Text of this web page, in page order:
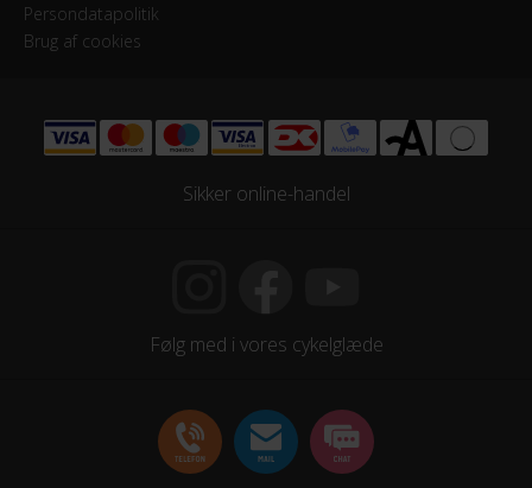
Persondatapolitik
Brug af cookies
Sikker online-handel
Følg med i vores cykelglæde